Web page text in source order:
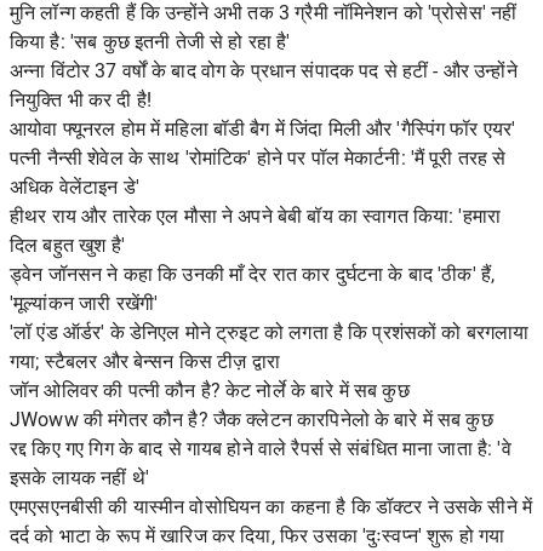
मुनि लॉन्ग कहती हैं कि उन्होंने अभी तक 3 ग्रैमी नॉमिनेशन को 'प्रोसेस' नहीं
किया है: 'सब कुछ इतनी तेजी से हो रहा है'
अन्ना विंटोर 37 वर्षों के बाद वोग के प्रधान संपादक पद से हटीं - और उन्होंने
नियुक्ति भी कर दी है!
आयोवा फ्यूनरल होम में महिला बॉडी बैग में जिंदा मिली और 'गैस्पिंग फॉर एयर'
पत्नी नैन्सी शेवेल के साथ 'रोमांटिक' होने पर पॉल मेकार्टनी: 'मैं पूरी तरह से
अधिक वेलेंटाइन डे'
हीथर राय और तारेक एल मौसा ने अपने बेबी बॉय का स्वागत किया: 'हमारा
दिल बहुत खुश है'
ड्वेन जॉनसन ने कहा कि उनकी माँ देर रात कार दुर्घटना के बाद 'ठीक' हैं,
'मूल्यांकन जारी रखेंगी'
'लॉ एंड ऑर्डर' के डेनिएल मोने ट्रुइट को लगता है कि प्रशंसकों को बरगलाया
गया; स्टैबलर और बेन्सन किस टीज़ द्वारा
जॉन ओलिवर की पत्नी कौन है? केट नोर्ले के बारे में सब कुछ
JWoww की मंगेतर कौन है? जैक क्लेटन कारपिनेलो के बारे में सब कुछ
रद्द किए गए गिग के बाद से गायब होने वाले रैपर्स से संबंधित माना जाता है: 'वे
इसके लायक नहीं थे'
एमएसएनबीसी की यास्मीन वोसोघियन का कहना है कि डॉक्टर ने उसके सीने में
दर्द को भाटा के रूप में खारिज कर दिया, फिर उसका 'दुःस्वप्न' शुरू हो गया